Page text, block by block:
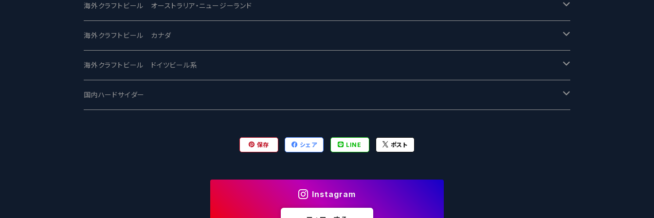
ビアへるん - Beer Hearn
忽布古丹醸造 - HOP KOTAN
ワイマーケットブルーイング Y.Market Brewing
志賀高原ビール - SIGAKOGEN
Toppling Goliath トップリンゴライアス
Fair State フェアステイト
Lagunitas ラグニタス
FirestoneWalker ファイアストーン
SAIREN /サイレン
ワイルドチャイルド - Wilde Child
BrewDog Brewery - ブリュードッグ
The Flying Inn / ザ フライイング イン
gweilo-鬼佬 グウァイロ
Heart Of Darkness - ハートオブダークネス
Carbon brews -カーボン
TAIHU - タイフー
海外クラフトビール オーストラリア・ニュージーランド
ROCKY RIDGE - ロッキーリッジ
BODRIGGY BREWING ボッドリッジー
CO-CONSPIRATORS コ・コンスピレーターズ
海外クラフトビール カナダ
Jackie O's ジャッキーオーズ
Westbrook ウェストブルック
海外クラフトビール ドイツビール系
Karmeliten カーメリテン
国内ハードサイダー
保存 シェア LINE ポスト
Instagram